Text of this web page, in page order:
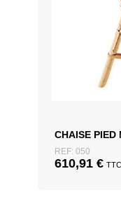
CHAISE PIED
REF: 050
610,91 € TTC